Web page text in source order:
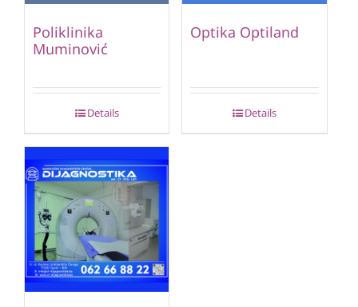
Poliklinika
Muminović
Details
Optika Optiland
Details